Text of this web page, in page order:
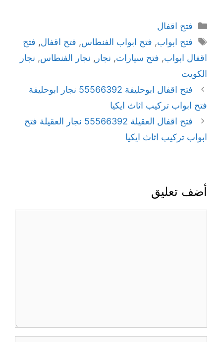
فتح اقفال
فتح ابواب, فتح ابواب الفنطاس, فتح اقفال, فتح
اقفال ابواب, فتح سيارات, نجار , نجار الفنطاس, نجار
الكويت
فتح اقفال ابوحليفة 55566392 نجار ابوحليفة
فتح ابواب تركيب اثاث ايكيا
فتح اقفال العقيلة 55566392 نجار العقيلة فتح
ابواب تركيب اثاث ايكيا
أضف تعليق